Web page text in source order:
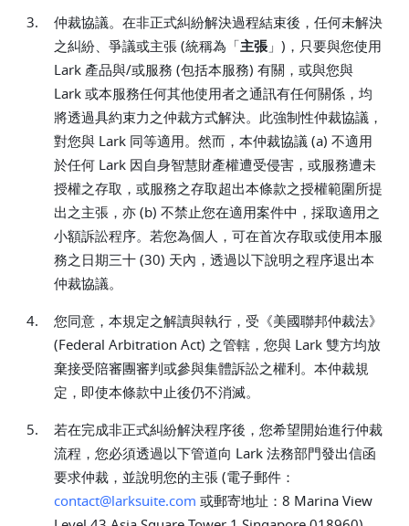
3.
仲裁協議。在非正式糾紛解決過程結束後，任何未解決
之糾紛、爭議或主張 (統稱為「主張」)，只要與您使用
Lark 產品與/或服務 (包括本服務) 有關，或與您與
Lark 或本服務任何其他使用者之通訊有任何關係，均
將透過具約束力之仲裁方式解決。此強制性仲裁協議，
對您與 Lark 同等適用。然而，本仲裁協議 (a) 不適用
於任何 Lark 因自身智慧財產權遭受侵害，或服務遭未
授權之存取，或服務之存取超出本條款之授權範圍所提
出之主張，亦 (b) 不禁止您在適用案件中，採取適用之
小額訴訟程序。若您為個人，可在首次存取或使用本服
務之日期三十 (30) 天內，透過以下說明之程序退出本
仲裁協議。
4.
您同意，本規定之解讀與執行，受《美國聯邦仲裁法》
(Federal Arbitration Act) 之管轄，您與 Lark 雙方均放
棄接受陪審團審判或參與集體訴訟之權利。本仲裁規
定，即使本條款中止後仍不消滅。
5.
若在完成非正式糾紛解決程序後，您希望開始進行仲裁
流程，您必須透過以下管道向 Lark 法務部門發出信函
要求仲裁，並說明您的主張 (電子郵件：
contact@larksuite.com 或郵寄地址：8 Marina View